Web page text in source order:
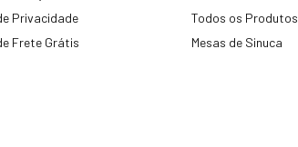
Privacidade
Frete Grátis
Todos os Produtos
Mesas de Sinuca